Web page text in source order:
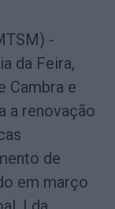
-
da Feira,
Cambra e
a renovação
de
em março